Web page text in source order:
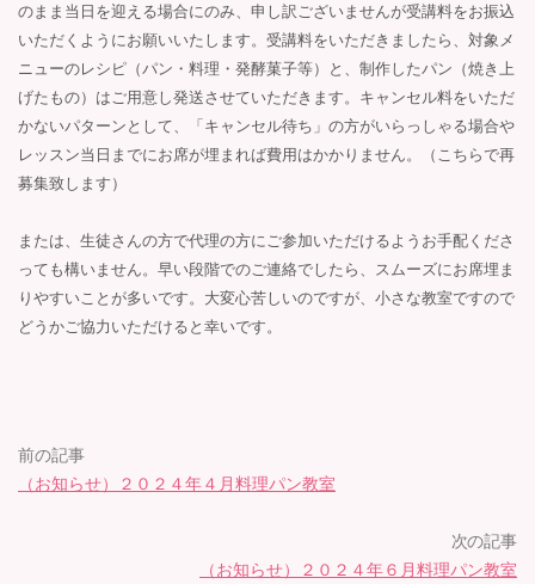
のまま当日を迎える場合にのみ、申し訳ございませんが受講料をお振込
いただくようにお願いいたします。受講料をいただきましたら、対象メ
ニューのレシピ（パン・料理・発酵菓子等）と、制作したパン（焼き上
げたもの）はご用意し発送させていただきます。キャンセル料をいただ
かないパターンとして、「キャンセル待ち」の方がいらっしゃる場合や
レッスン当日までにお席が埋まれば費用はかかりません。（こちらで再
募集致します）
または、生徒さんの方で代理の方にご参加いただけるようお手配くださ
っても構いません。早い段階でのご連絡でしたら、スムーズにお席埋ま
りやすいことが多いです。大変心苦しいのですが、小さな教室ですので
どうかご協力いただけると幸いです。
前の記事
（お知らせ）２０２４年４月料理パン教室
次の記事
（お知らせ）２０２４年６月料理パン教室